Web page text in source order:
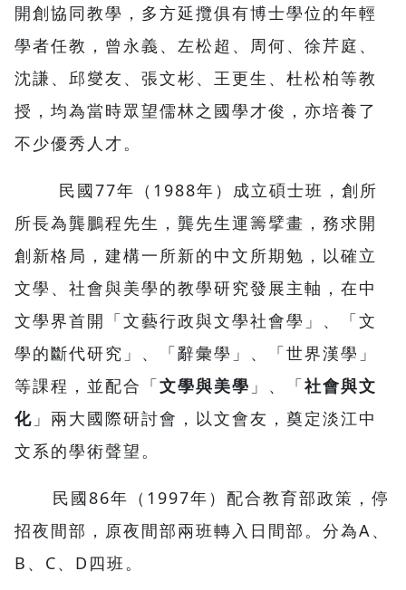
開創協同教學，多方延攬俱有博士學位的年輕
學者任教，曾永義、左松超、周何、徐芹庭、
沈謙、邱燮友、張文彬、王更生、杜松柏等教
授，均為當時眾望儒林之國學才俊，亦培養了
不少優秀人才。
民國77年（1988年）成立碩士班，創所
所長為龔鵬程先生，龔先生運籌擘畫，務求開
創新格局，建構一所新的中文所期勉，以確立
文學、社會與美學的教學研究發展主軸，在中
文學界首開「文藝行政與文學社會學」、「文
學的斷代研究」、「辭彙學」、「世界漢學」
等課程，並配合「文學與美學 」、「社會與文
化 」兩大國際研討會，以文會友，奠定淡江中
文系的學術聲望。
民國86年（1997年）配合教育部政策，停
招夜間部，原夜間部兩班轉入日間部。分為A、
B、C、D四班。